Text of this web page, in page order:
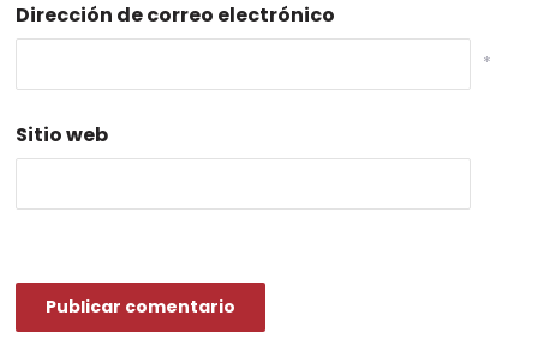
Dirección de correo electrónico
*
Sitio web